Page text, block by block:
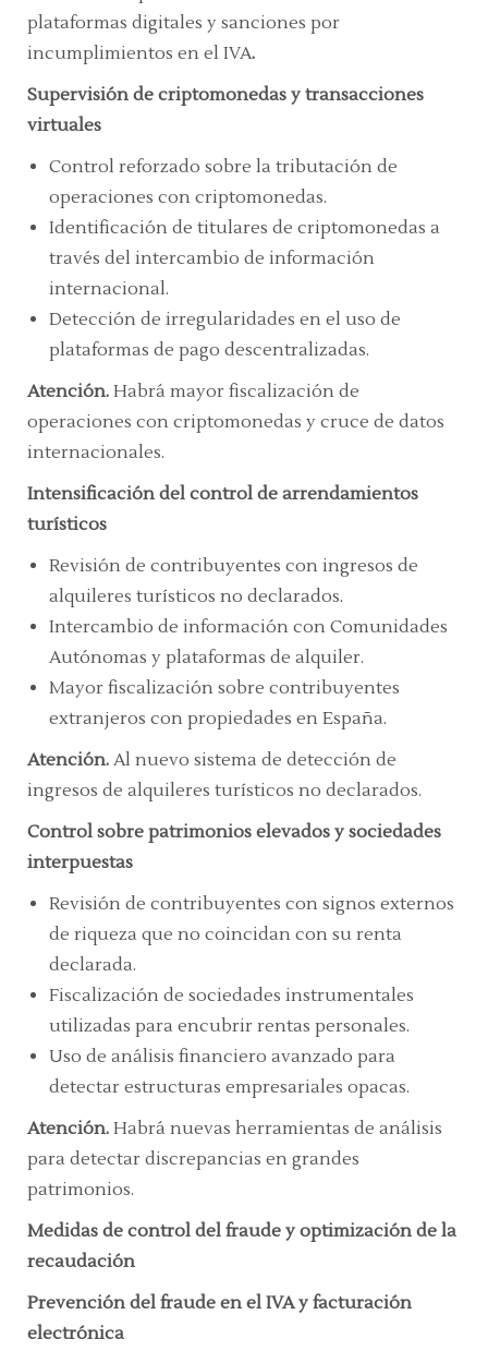
plataformas digitales y sanciones por
incumplimientos en el IVA.
Supervisión de criptomonedas y transacciones
virtuales
Control reforzado sobre la tributación de
operaciones con criptomonedas.
Identificación de titulares de criptomonedas a
través del intercambio de información
internacional.
Detección de irregularidades en el uso de
plataformas de pago descentralizadas.
Atención. Habrá mayor fiscalización de
operaciones con criptomonedas y cruce de datos
internacionales.
Intensificación del control de arrendamientos
turísticos
Revisión de contribuyentes con ingresos de
alquileres turísticos no declarados.
Intercambio de información con Comunidades
Autónomas y plataformas de alquiler.
Mayor fiscalización sobre contribuyentes
extranjeros con propiedades en España.
Atención. Al nuevo sistema de detección de
ingresos de alquileres turísticos no declarados.
Control sobre patrimonios elevados y sociedades
interpuestas
Revisión de contribuyentes con signos externos
de riqueza que no coincidan con su renta
declarada.
Fiscalización de sociedades instrumentales
utilizadas para encubrir rentas personales.
Uso de análisis financiero avanzado para
detectar estructuras empresariales opacas.
Atención. Habrá nuevas herramientas de análisis
para detectar discrepancias en grandes
patrimonios.
Medidas de control del fraude y optimización de la
recaudación
Prevención del fraude en el IVA y facturación
electrónica